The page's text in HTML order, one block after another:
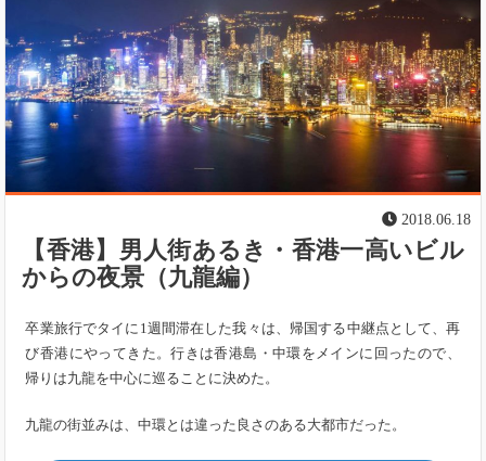
2018.06.18
【香港】男人街あるき・香港一高いビル
からの夜景（九龍編）
卒業旅行でタイに1週間滞在した我々は、帰国する中継点として、再
び香港にやってきた。行きは香港島・中環をメインに回ったので、
帰りは九龍を中心に巡ることに決めた。
九龍の街並みは、中環とは違った良さのある大都市だった。